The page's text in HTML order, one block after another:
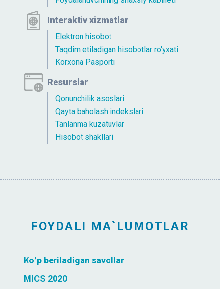
Interaktiv xizmatlar
Elektron hisobot
Taqdim etiladigan hisobotlar ro'yxati
Korxona Pasporti
Resurslar
Qonunchilik asoslari
Qayta baholash indekslari
Tanlanma kuzatuvlar
Hisobot shakllari
FOYDALI MA`LUMOTLAR
Koʻp beriladigan savollar
MICS 2020